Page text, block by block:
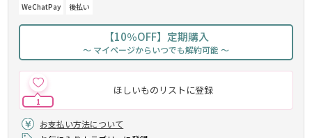
WeChatPay
後払い
【10％OFF】定期購入
～ マイページからいつでも解約可能 ～
ほしいものリストに登録
1
お支払い方法について